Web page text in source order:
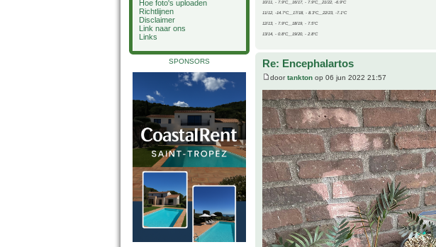
Hoe foto's uploaden
Richtlijnen
Disclaimer
Link naar ons
Links
SPONSORS
10/11, - 7.9°C__16/17, - 7.9°C__21/22, -6.9°C
11/12, -14.7°C__17/18, - 8.3°C__22/23, -7.1°C
12/13, - 7.9°C__18/19, - 7.5°C
13/14, - 0.8°C__19/20, - 2.8°C
Re: Encephalartos
doortankton op 06 jun 2022 21:57